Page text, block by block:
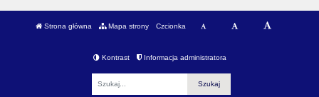
Strona główna Mapa strony Czcionka
Kontrast Informacja administratora